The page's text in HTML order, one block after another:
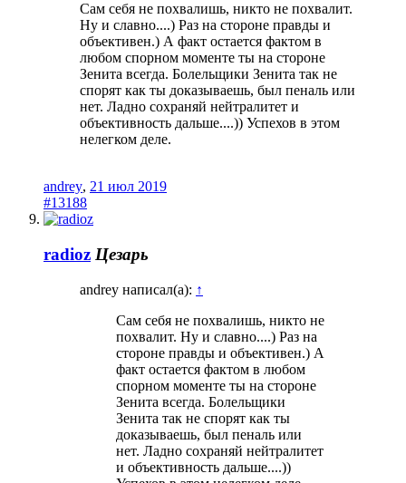
Сам себя не похвалишь, никто не похвалит.
Ну и славно....) Раз на стороне правды и
объективен.) А факт остается фактом в
любом спорном моменте ты на стороне
Зенита всегда. Болельщики Зенита так не
спорят как ты доказываешь, был пеналь или
нет. Ладно сохраняй нейтралитет и
объективность дальше....)) Успехов в этом
нелегком деле.
andrey, 21 июл 2019
#13188
radioz Цезарь
andrey написал(а): ↑
Сам себя не похвалишь, никто не
похвалит. Ну и славно....) Раз на
стороне правды и объективен.) А
факт остается фактом в любом
спорном моменте ты на стороне
Зенита всегда. Болельщики
Зенита так не спорят как ты
доказываешь, был пеналь или
нет. Ладно сохраняй нейтралитет
и объективность дальше....))